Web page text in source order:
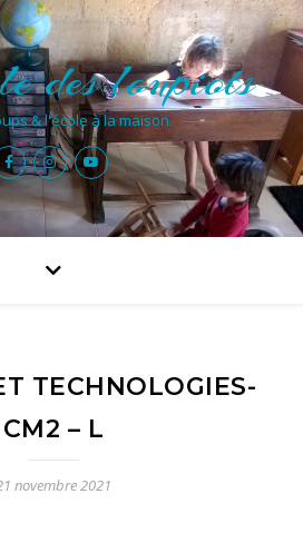
des loupiots
& l'école à la maison
TECHNOLOGIES-
CM2 – L
novembre 2021